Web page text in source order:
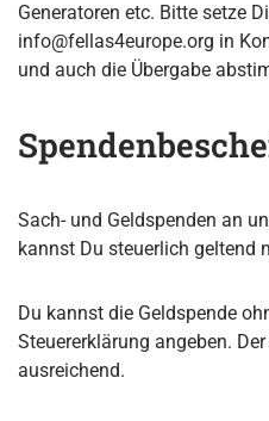
Generatoren etc. Bitte setze
info@fellas4europe.org in
und auch die Übergabe
Sach- und Geldspenden an
kannst Du steuerlich geltend
Du kannst die Geldspende
Steuererklärung angeben.
ausreichend.